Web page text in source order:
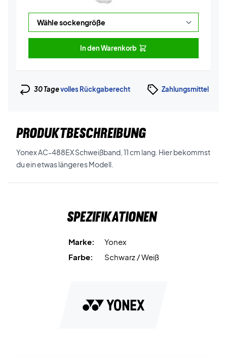
In den Warenkorb
30 Tagevolles Rückgaberecht Zahlungsmittel
PRODUKTBESCHREIBUNG
Yonex AC-488EX Schweißband, 11 cm lang. Hier bekommst
du ein etwas längeres Modell.
Spezifikationen
Marke:
Yonex
Farbe:
Schwarz / Weiß